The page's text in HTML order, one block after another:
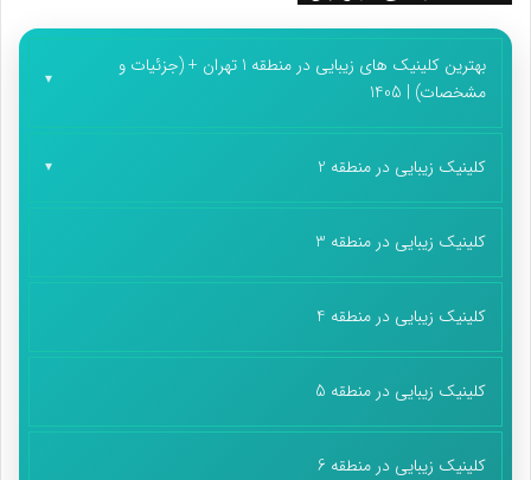
پایان پیام/ت
بهترین کلینیک های زیبایی در منطقه 1 تهران + (جزئیات و
مشخصات) | 1405
کلینیک زیبایی در منطقه 2
کلینیک زیبایی در منطقه 3
کلینیک زیبایی در منطقه 4
کلینیک زیبایی در منطقه 5
کلینیک زیبایی در منطقه 6